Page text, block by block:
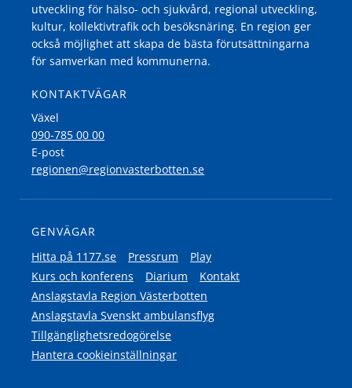
utveckling för hälso- och sjukvård, regional utveckling,
kultur, kollektivtrafik och besöksnäring. En region ger
också möjlighet att skapa de bästa förutsättningarna
för samverkan med kommunerna.
KONTAKTVÄGAR
Växel
090-785 00 00
E-post
regionen@regionvasterbotten.se
GENVÄGAR
Hitta på 1177.se
Pressrum
Play
Kurs och konferens
Diarium
Kontakt
Anslagstavla Region Västerbotten
Anslagstavla Svenskt ambulansflyg
Tillgänglighetsredogörelse
Hantera cookieinställningar